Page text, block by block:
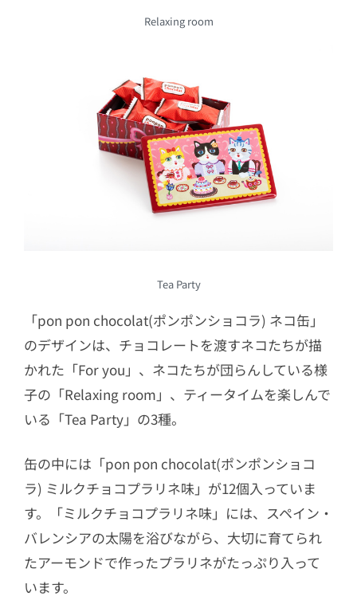
Relaxing room
Tea Party
「pon pon chocolat(ポンポンショコラ) ネコ缶」
のデザインは、チョコレートを渡すネコたちが描
かれた「For you」、ネコたちが団らんしている様
子の「Relaxing room」、ティータイムを楽しんで
いる「Tea Party」の3種。
缶の中には「pon pon chocolat(ポンポンショコ
ラ) ミルクチョコプラリネ味」が12個入っていま
す。「ミルクチョコプラリネ味」には、スペイン・
バレンシアの太陽を浴びながら、大切に育てられ
たアーモンドで作ったプラリネがたっぷり入って
います。